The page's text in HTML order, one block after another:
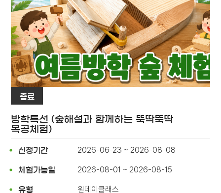
종료
방학특선 (숲해설과 함께하는 뚝딱뚝딱
목공체험)
신청기간 2026-06-23 ~ 2026-08-08
체험가능일 2026-08-01 ~ 2026-08-15
유형 원데이클래스